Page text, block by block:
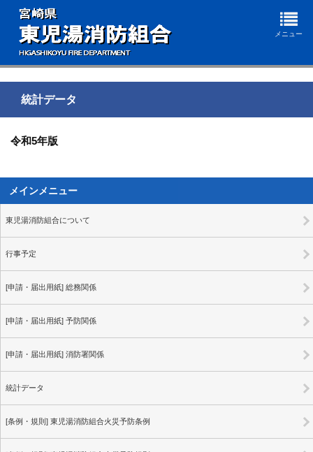
メニュー
統計データ
令和5年版
メインメニュー
東児湯消防組合について
行事予定
[申請・届出用紙] 総務関係
[申請・届出用紙] 予防関係
[申請・届出用紙] 消防署関係
統計データ
[条例・規則] 東児湯消防組合火災予防条例